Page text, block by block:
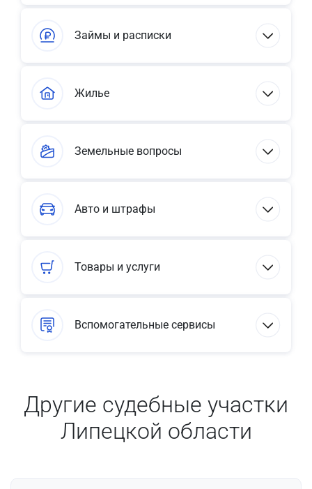
Займы и расписки
Жилье
Земельные вопросы
Авто и штрафы
Товары и услуги
Вспомогательные сервисы
Другие судебные участки
Липецкой области